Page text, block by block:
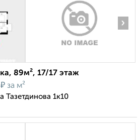
›
89м², 17/17 этаж
₽ за м²
Тазетдинова 1к10